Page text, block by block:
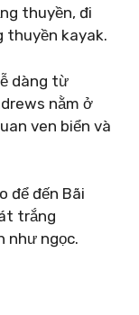
thuyền, đi
thuyền kayak.
dàng từ
nằm ở
ven biển và
để đến Bãi
trắng
như ngọc.